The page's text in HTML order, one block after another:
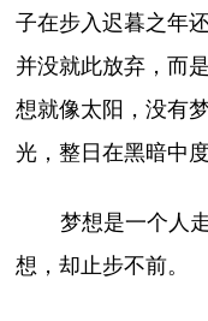
子在步入迟暮之年
并没就此放弃，而
想就像太阳，没有
光，整日在黑暗中
梦想是一个人
想，却止步不前。